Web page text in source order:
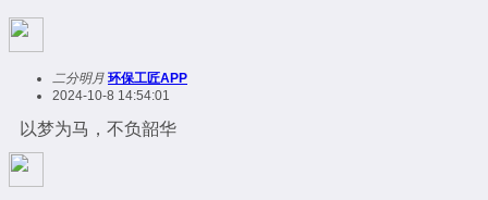
二分明月 环保工匠APP
2024-10-8 14:54:01
以梦为马，不负韶华